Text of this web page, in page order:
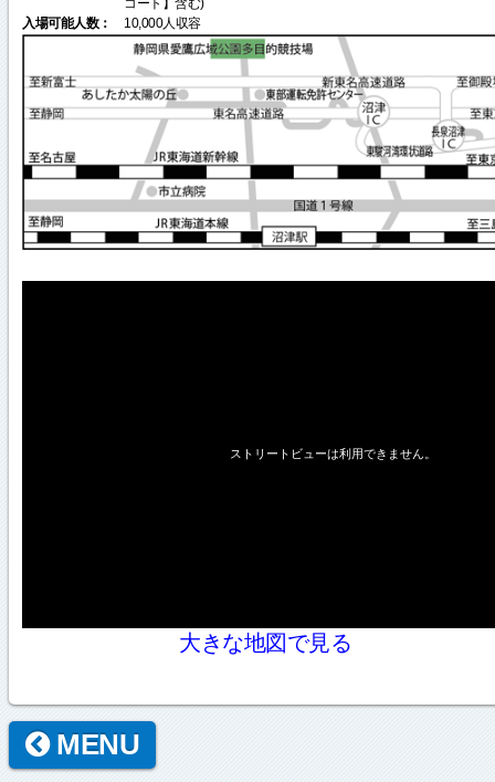
コート】含む)
入場可能人数： 10,000人収容
大きな地図で見る
MENU